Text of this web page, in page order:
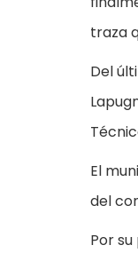
traza
Del
El
del
Por